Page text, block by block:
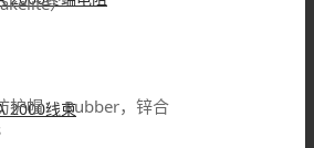
2000线束
护帽： Rubber，锌合